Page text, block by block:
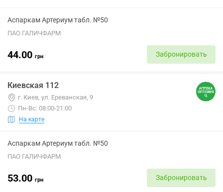
Аспаркам Артериум табл. №50
ПАО ГАЛИЧФАРМ
44.00 грн Забронировать
Киевская 112
г. Киев, ул. Ереванская, 9
Пн-Вс: 08:00-21:00
На карте
Аспаркам Артериум табл. №50
ПАО ГАЛИЧФАРМ
53.00 грн Забронировать